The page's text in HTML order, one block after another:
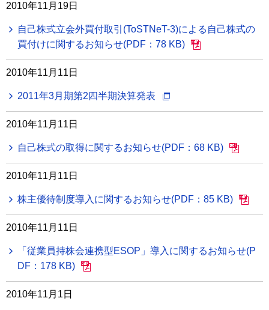
2010年11月19日
自己株式立会外買付取引(ToSTNeT-3)による自己株式の
買付けに関するお知らせ(PDF：78 KB)
2010年11月11日
2011年3月期第2四半期決算発表
2010年11月11日
自己株式の取得に関するお知らせ(PDF：68 KB)
2010年11月11日
株主優待制度導入に関するお知らせ(PDF：85 KB)
2010年11月11日
「従業員持株会連携型ESOP」導入に関するお知らせ(P
DF：178 KB)
2010年11月1日